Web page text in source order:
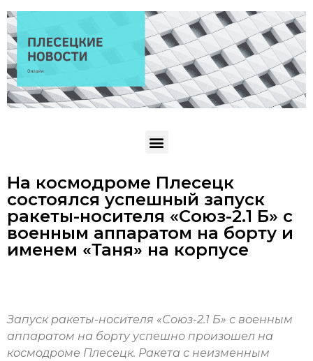
На космодроме Плесецк
состоялся успешный запуск
ракеты-носителя «Союз-2.1 Б» с
военным аппаратом на борту и
именем «Таня» на корпусе
Запуск ракеты-носителя «Союз-2.1 Б» с военным
аппаратом на борту успешно произошел на
космодроме Плесецк. Ракета с неизменным